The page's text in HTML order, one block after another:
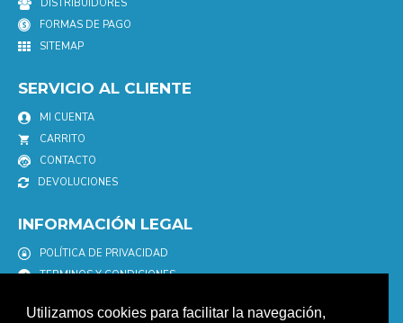
Utilizamos cookies para facilitar la navegación,
DISTRIBUIDORES
FORMAS DE PAGO
SITEMAP
SERVICIO AL CLIENTE
MI CUENTA
CARRITO
CONTACTO
DEVOLUCIONES
INFORMACIÓN LEGAL
POLÍTICA DE PRIVACIDAD
TERMINOS Y CONDICIONES
AVISO LEGAL